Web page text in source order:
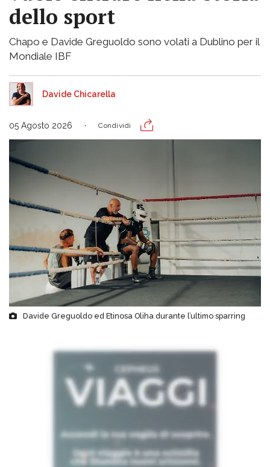
dello sport
Chapo e Davide Greguoldo sono volati a Dublino per il
Mondiale IBF
Davide Chicarella
05 Agosto 2026 Condividi
Davide Greguoldo ed Etinosa Oliha durante l’ultimo sparring